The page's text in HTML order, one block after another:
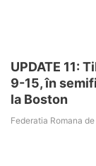
UPDATE 11:
9-15, în
la Boston
Federatia Romana